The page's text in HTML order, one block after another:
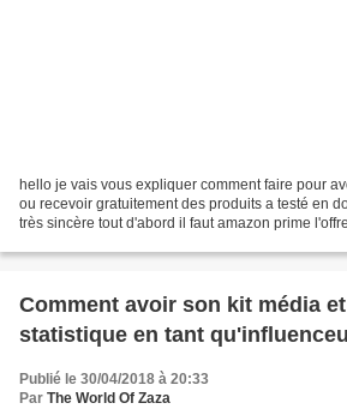
hello je vais vous expliquer comment faire pour
ou recevoir gratuitement des produits a testé en
très sincère tout d'abord il faut amazon prime
Comment avoir son kit média
statistique en tant
Publié le 30/04/2018 à 20:33
Par The World Of Zaza